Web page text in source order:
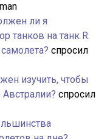
ли я
танков на танк R.
спросил
изучить, чтобы
Австралии? спросил